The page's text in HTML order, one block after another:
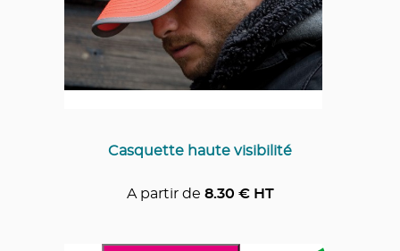
Casquette haute visibilité
A partir de 8.30 € HT